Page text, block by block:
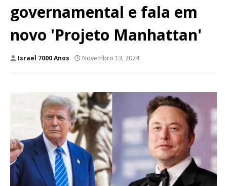
governamental e fala em
novo 'Projeto Manhattan'
Israel 7000 Anos Novembro 13, 2024